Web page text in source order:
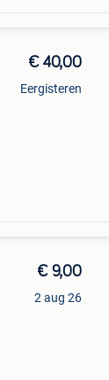
€ 40,00
Eergisteren
€ 9,00
2 aug 26